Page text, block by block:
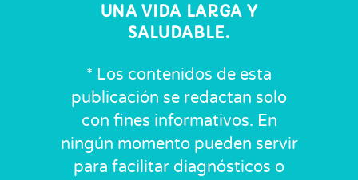
UNA VIDA LARGA Y
SALUDABLE.
* Los contenidos de esta
publicación se redactan solo
con fines informativos. En
ningún momento pueden servir
para facilitar diagnósticos o